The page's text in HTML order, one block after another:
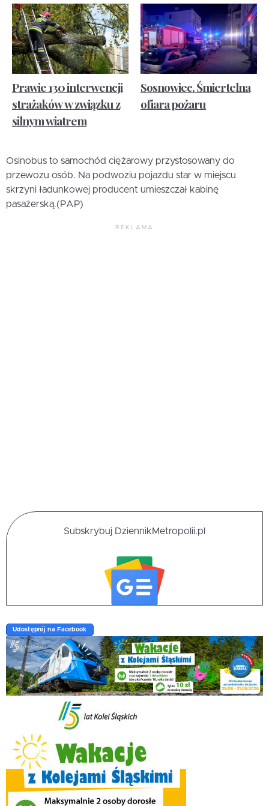
Prawie 130 interwencji
strażaków w związku z
silnym wiatrem
Sosnowiec. Śmiertelna
ofiara pożaru
Osinobus to samochód ciężarowy przystosowany do
przewozu osób. Na podwoziu pojazdu star w miejscu
skrzyni ładunkowej producent umieszczał kabinę
pasażerską.(PAP)
REKLAMA
Subskrybuj DziennikMetropolii.pl
Udostępnij na Facebook